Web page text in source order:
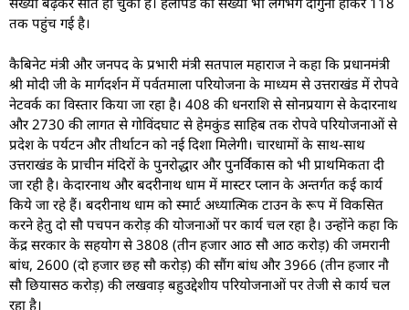
तक पहुंच गई है।
कैबिनेट मंत्री और जनपद के प्रभारी मंत्री सतपाल महाराज ने कहा कि प्रधानमंत्री
श्री मोदी जी के मार्गदर्शन में पर्वतमाला परियोजना के माध्यम से उत्तराखंड में रोपवे
नेटवर्क का विस्तार किया जा रहा है। 408 की धनराशि से सोनप्रयाग से केदारनाथ
और 2730 की लागत से गोविंदघाट से हेमकुंड साहिब तक रोपवे परियोजनाओं से
प्रदेश के पर्यटन और तीर्थाटन को नई दिशा मिलेगी। चारधामों के साथ-साथ
उत्तराखंड के प्राचीन मंदिरों के पुनरोद्धार और पुनर्विकास को भी प्राथमिकता दी
जा रही है। केदारनाथ और बदरीनाथ धाम में मास्टर प्लान के अन्तर्गत कई कार्य
किये जा रहे हैं। बदरीनाथ धाम को स्मार्ट अध्यात्मिक टाउन के रूप में विकसित
करने हेतु दो सौ पचपन करोड़ की योजनाओं पर कार्य चल रहा है। उन्होंने कहा कि
केंद्र सरकार के सहयोग से 3808 (तीन हजार आठ सौ आठ करोड़) की जमरानी
बांध, 2600 (दो हजार छह सौ करोड़) की सौंग बांध और 3966 (तीन हजार नौ
सौ छियासठ करोड़) की लखवाड़ बहुउद्देशीय परियोजनाओं पर तेजी से कार्य चल
रहा है।